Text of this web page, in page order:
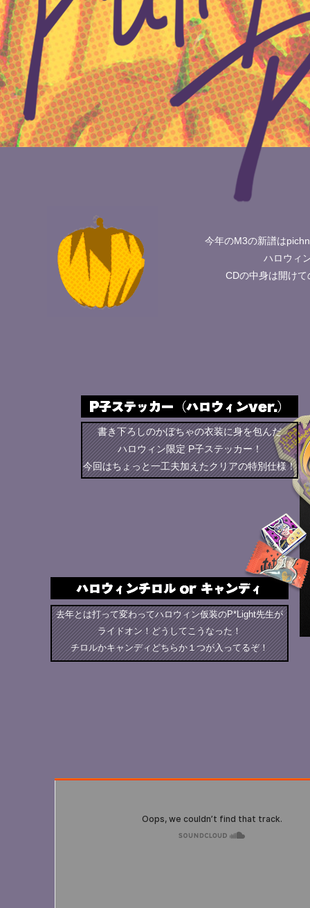
今年のM3の新譜は
ハロウィ
CDの中身は開け
書き下ろしのかぼちゃの衣装に身を包んだ
ハロウィン限定 P子ステッカー！
今回はちょっと一工夫加えたクリアの特別仕様！
去年とは打って変わってハロウィン仮装のP*Light先生が
ライドオン！どうしてこうなった！
チロルかキャンディどちらか１つが入ってるぞ！